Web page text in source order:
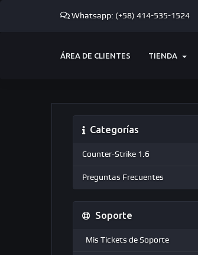
Whatsapp: (+58) 414-535-1524
ÁREA DE CLIENTES TIENDA
Categorías
Counter-Strike 1.6
Preguntas Frecuentes
Soporte
Mis Tickets de Soporte